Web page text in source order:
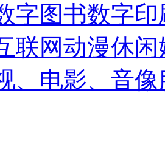
字图书数字印
联网动漫休闲
、电影、音像